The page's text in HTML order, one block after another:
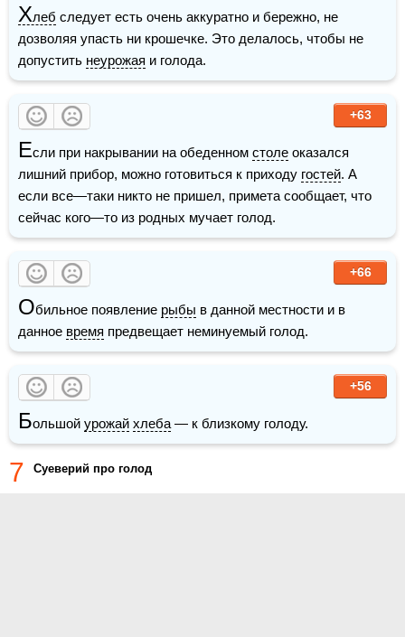
Хлеб следует есть очень аккуратно и бережно, не
дозволяя упасть ни крошечке. Это делалось, чтобы не
допустить неурожая и голода.
+63
Если при накрывании на обеденном столе оказался
лишний прибор, можно готовиться к приходу гостей. А
если все—таки никто не пришел, примета сообщает, что
сейчас кого—то из родных мучает голод.
+66
Обильное появление рыбы в данной местности и в
данное время предвещает неминуемый голод.
+56
Большой урожай хлеба — к близкому голоду.
7 Суеверий про голод